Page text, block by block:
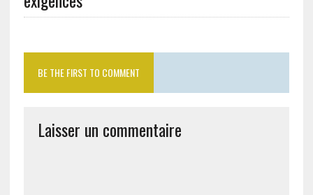
BE THE FIRST TO COMMENT
Laisser un commentaire